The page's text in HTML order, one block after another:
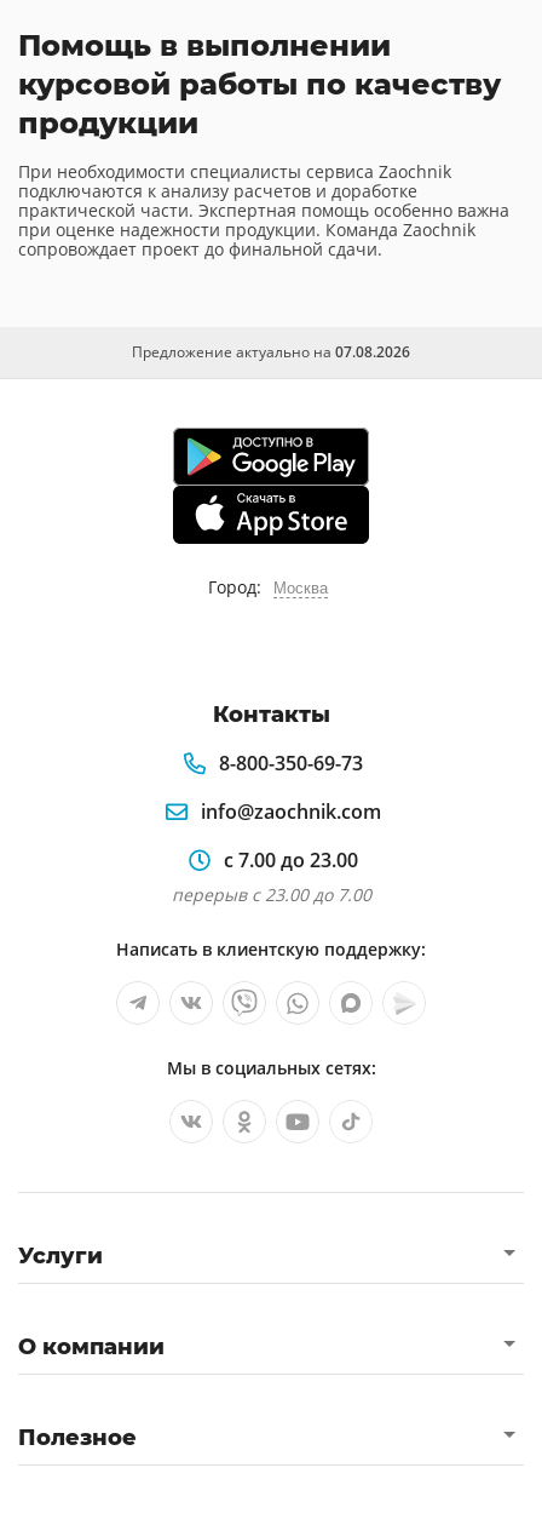
Помощь в выполнении
курсовой работы по качеству
продукции
При необходимости специалисты сервиса Zaochnik
подключаются к анализу расчетов и доработке
практической части. Экспертная помощь особенно важна
при оценке надежности продукции. Команда Zaochnik
сопровождает проект до финальной сдачи.
Предложение актуально на 07.08.2026
Город: Москва
Контакты
8-800-350-69-73
info@zaochnik.com
с 7.00 до 23.00
перерыв с 23.00 до 7.00
Написать в клиентскую поддержку:
Мы в социальных сетях:
Услуги
О компании
Полезное